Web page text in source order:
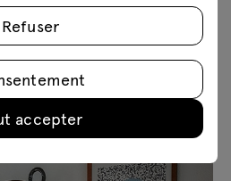
Refuser
accepter